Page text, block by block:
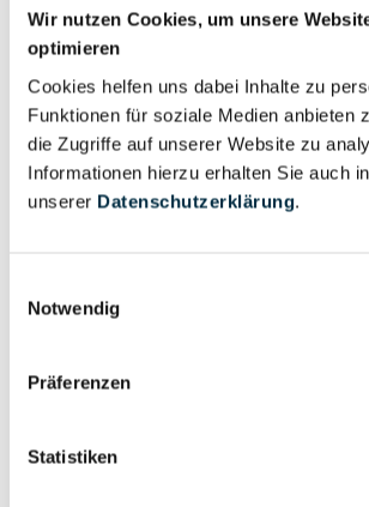
Wir nutzen Cookies, um unsere
optimieren
Cookies helfen uns dabei Inhalte zu
Funktionen für soziale Medien anbieten
die Zugriffe auf unserer Website zu
Informationen hierzu erhalten Sie auch in
unserer Datenschutzerklärung.
Notwendig
Präferenzen
Statistiken
Nutzer
Wirtschaftlich
Berechtigter
anfragen
Gesellschafterstruktur